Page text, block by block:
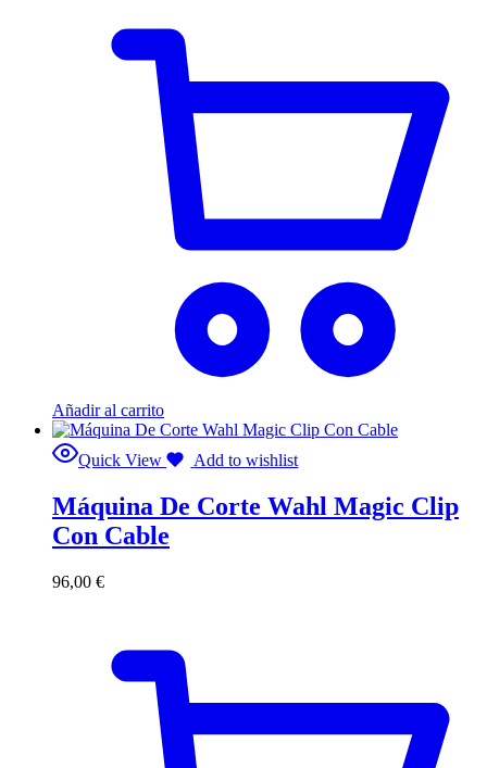
Añadir al carrito
Quick View Add to wishlist
Máquina De Corte Wahl Magic Clip
Con Cable
96,00 €